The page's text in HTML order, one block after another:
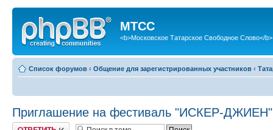
МТСС
<b>Московское Татарское Свободное Слово</b>
Список форумов ‹ Общение для зарегистрированных участников ‹
Приглашение на фестиваль "ИСКЕР-ДЖИЕН"
Ответить